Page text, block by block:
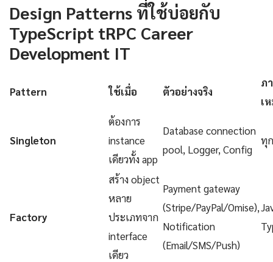
Design Patterns ที่ใช้บ่อยกับ
TypeScript tRPC Career
Development IT
Pattern ใช้เมื่อ ตัวอย่างจริง
ภ
เ
Singleton
ต้องการ
instance
เดียวทั้ง app
Database connection
pool, Logger, Config
ทุ
Factory
สร้าง object
หลาย
ประเภทจาก
interface
เดียว
Payment gateway
(Stripe/PayPal/Omise),
Notification
(Email/SMS/Push)